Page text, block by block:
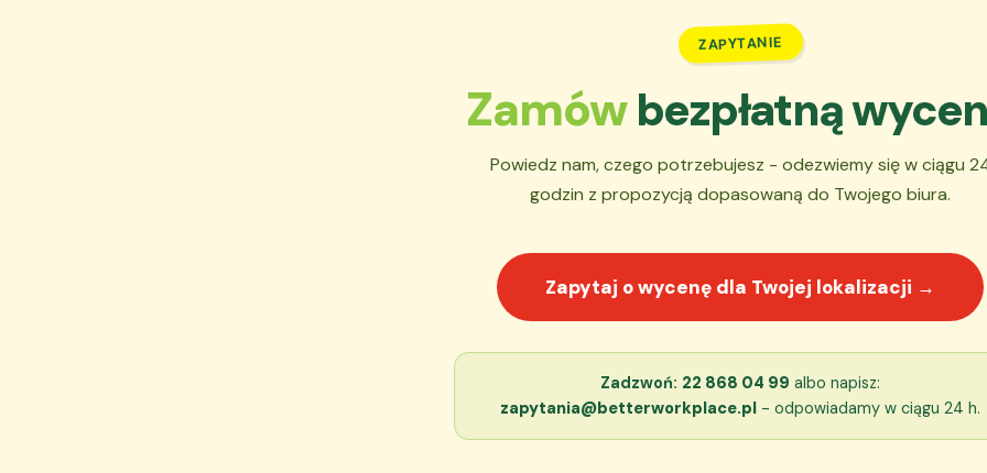
ZAPYTANIE
Zamówbezpłatną
Powiedz nam, czego potrzebujesz - odezwiemy się w ciągu
godzin z propozycją dopasowaną do Twojego biura.
Zapytaj o wycenę dla Twojej lokalizacji →
Zadzwoń: 22 868 04 99 albo napisz:
zapytania@betterworkplace.pl - odpowiadamy w ciągu 24 h.